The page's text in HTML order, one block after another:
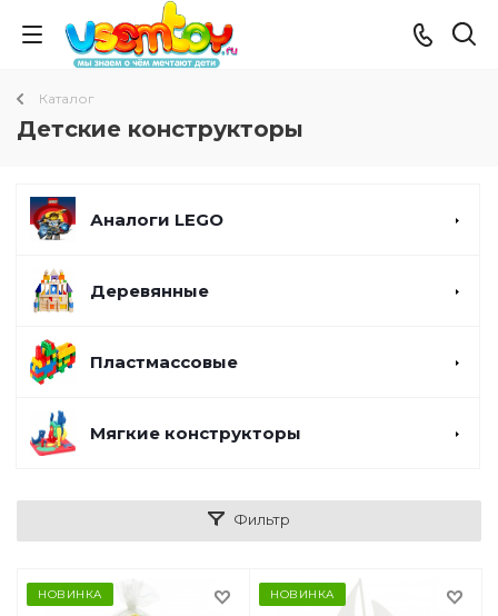
Каталог
Детские конструкторы
Аналоги LEGO
Деревянные
Пластмассовые
Мягкие конструкторы
Фильтр
НОВИНКА НОВИНКА